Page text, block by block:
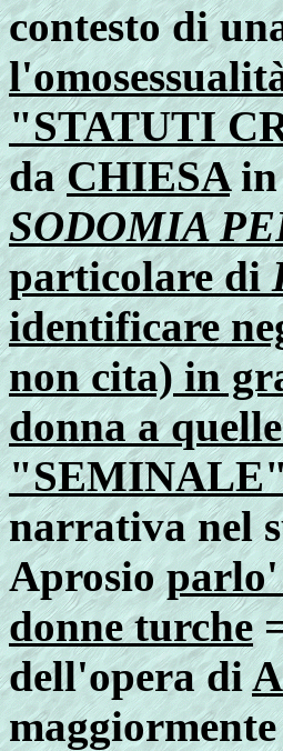
contesto di
"STATUTI
daCHIESAin
SODOMIA
particolare di
identificare
non cita) in
donna a
narrativa nel
Aprosioparlo'
donne turche
dell'opera di